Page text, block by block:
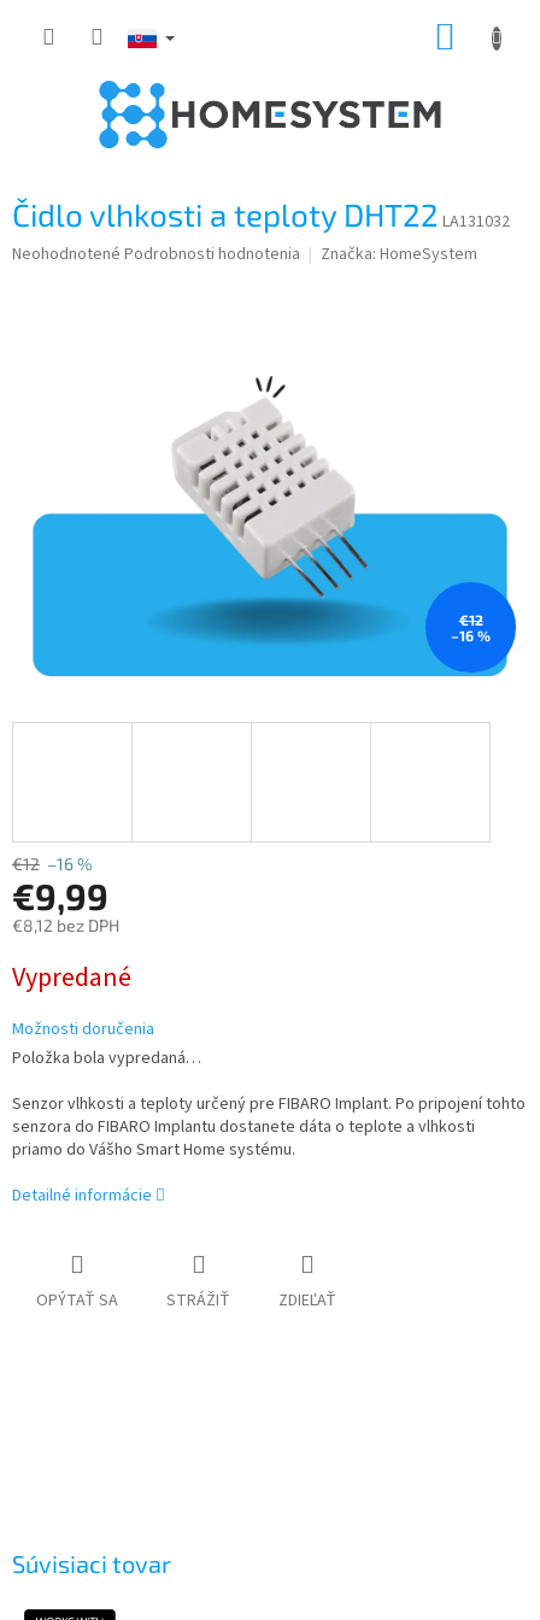
Čidlo vlhkosti a teploty DHT22 LA131032
Priemerné
Neohodnotené Podrobnosti hodnotenia Značka: HomeSystem
€12
–16 %
€12 –16 %
€9,99
€8,12 bez DPH
cena:
Vypredané
Možnosti doručenia
Položka bola vypredaná…
Senzor vlhkosti a teploty určený pre FIBARO Implant. Po pripojení tohto
senzora do FIBARO Implantu dostanete dáta o teplote a vlhkosti
priamo do Vášho Smart Home systému.
Detailné informácie
OPÝTAŤ SA STRÁŽIŤ ZDIEĽAŤ
Súvisiaci tovar